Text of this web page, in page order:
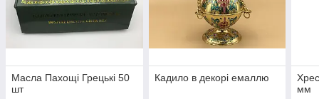
Масла Пахощі Грецькі 50
шт
Кадило в декорі емаллю
мм